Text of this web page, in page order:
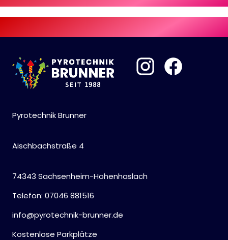
Pyrotechnik Brunner
Aischbachstraße 4
74343 Sachsenheim-Hohenhaslach
Telefon: 07046 881516
info@pyrotechnik-brunner.de
Kostenlose Parkplätze